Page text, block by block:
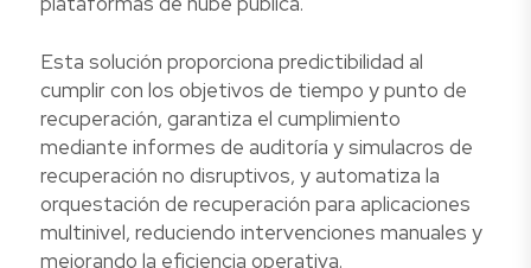
Esta solución proporciona predictibilidad al
cumplir con los objetivos de tiempo y punto de
recuperación, garantiza el cumplimiento
mediante informes de auditoría y simulacros de
recuperación no disruptivos, y automatiza la
orquestación de recuperación para aplicaciones
multinivel, reduciendo intervenciones manuales y
mejorando la eficiencia operativa.